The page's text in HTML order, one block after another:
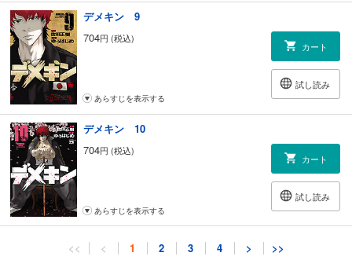
デメキン 9
704円 (税込)
カート
試し読み
あらすじを表示する
デメキン 10
704円 (税込)
カート
試し読み
あらすじを表示する
デメキン 11
<< < 1 2 3 4 > >>